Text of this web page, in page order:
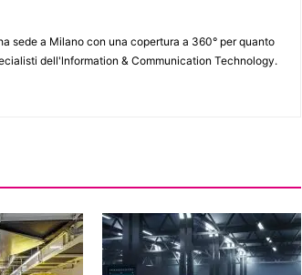
sede a Milano con una copertura a 360° per quanto
dell'lnformation & Communication Technology.